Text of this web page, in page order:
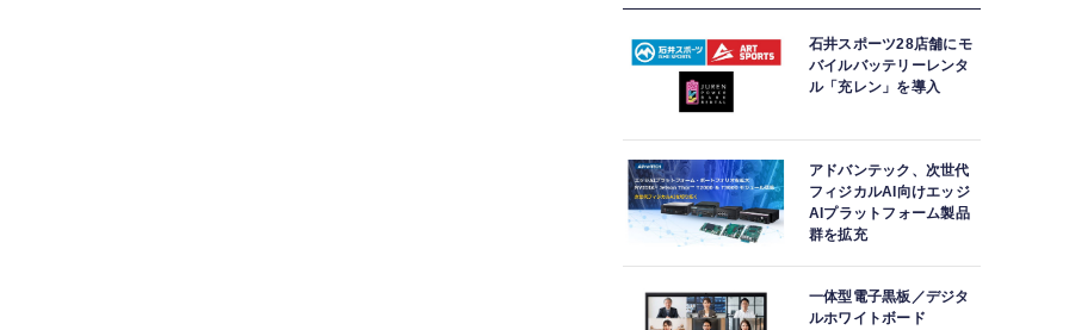
石井スポーツ28店舗にモ
バイルバッテリーレンタ
ル「充レン」を導入
アドバンテック、次世代
フィジカルAI向けエッジ
AIプラットフォーム製品
群を拡充
一体型電子黒板／デジタ
ルホワイトボード